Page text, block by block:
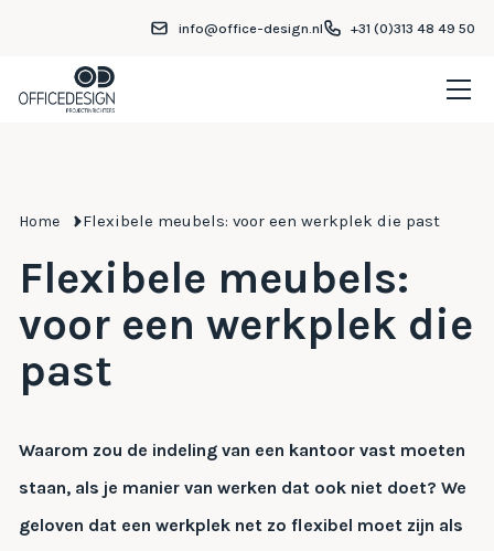
info@office-design.nl +31 (0)313 48 49 50
Home Flexibele meubels: voor een werkplek die past
Flexibele meubels:
voor een werkplek die
past
Waarom zou de indeling van een kantoor vast moeten
staan, als je manier van werken dat ook niet doet? We
geloven dat een werkplek net zo flexibel moet zijn als